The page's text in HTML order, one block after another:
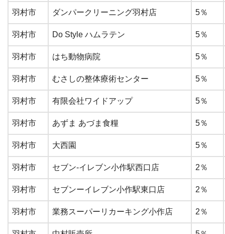
羽村市 ダンパークリーニング羽村店 5％
羽村市 Do Style ハムラテン 5％
羽村市 はち動物病院 5％
羽村市 むさしの整体療術センター 5％
羽村市 有限会社ワイドアップ 5％
羽村市 あずま あづま食糧 5％
羽村市 大西園 5％
羽村市 セブン-イレブン小作駅西口店 2％
羽村市 セブンーイレブン小作駅東口店 2％
羽村市 業務スーパーリカーキング小作店 2％